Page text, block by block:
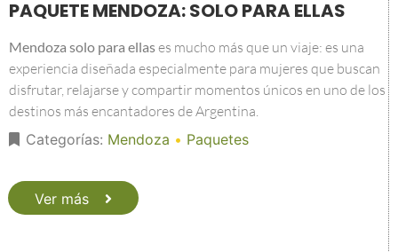
PAQUETE MENDOZA: SOLO PARA ELLAS
Mendoza solo para ellases mucho más que un viaje: es una
experiencia diseñada especialmente para mujeres que buscan
disfrutar, relajarse y compartir momentos únicos en uno de los
destinos más encantadores de Argentina.
Categorías: Mendoza • Paquetes
Ver más